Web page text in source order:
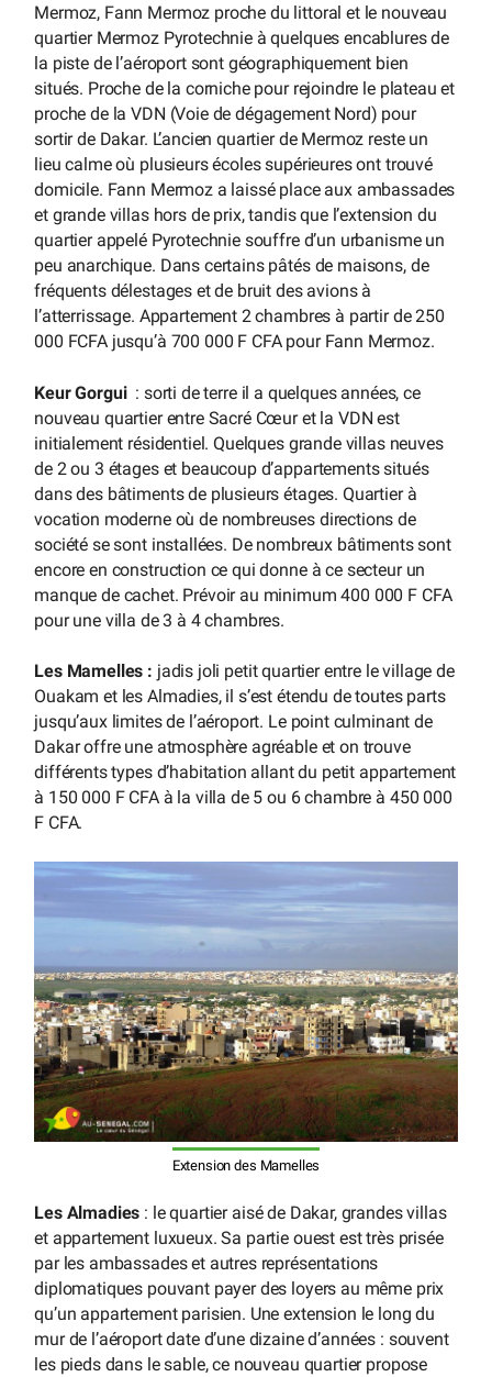
Mermoz, Fann Mermoz proche du littoral et le nouveau
quartier Mermoz Pyrotechnie à quelques encablures de
la piste de l’aéroport sont géographiquement bien
situés. Proche de la corniche pour rejoindre le plateau et
proche de la VDN (Voie de dégagement Nord) pour
sortir de Dakar. L’ancien quartier de Mermoz reste un
lieu calme où plusieurs écoles supérieures ont trouvé
domicile. Fann Mermoz a laissé place aux ambassades
et grande villas hors de prix, tandis que l’extension du
quartier appelé Pyrotechnie souffre d’un urbanisme un
peu anarchique. Dans certains pâtés de maisons, de
fréquents délestages et de bruit des avions à
l’atterrissage. Appartement 2 chambres à partir de 250
000 FCFA jusqu’à 700 000 F CFA pour Fann Mermoz.
Keur Gorgui : sorti de terre il a quelques années, ce
nouveau quartier entre Sacré Cœur et la VDN est
initialement résidentiel. Quelques grande villas neuves
de 2 ou 3 étages et beaucoup d’appartements situés
dans des bâtiments de plusieurs étages. Quartier à
vocation moderne où de nombreuses directions de
société se sont installées. De nombreux bâtiments sont
encore en construction ce qui donne à ce secteur un
manque de cachet. Prévoir au minimum 400 000 F CFA
pour une villa de 3 à 4 chambres.
Les Mamelles : jadis joli petit quartier entre le village de
Ouakam et les Almadies, il s’est étendu de toutes parts
jusqu’aux limites de l’aéroport. Le point culminant de
Dakar offre une atmosphère agréable et on trouve
différents types d’habitation allant du petit appartement
à 150 000 F CFA à la villa de 5 ou 6 chambre à 450 000
F CFA.
Extension des Mamelles
Les Almadies : le quartier aisé de Dakar, grandes villas
et appartement luxueux. Sa partie ouest est très prisée
par les ambassades et autres représentations
diplomatiques pouvant payer des loyers au même prix
qu’un appartement parisien. Une extension le long du
mur de l’aéroport date d’une dizaine d’années : souvent
les pieds dans le sable, ce nouveau quartier propose